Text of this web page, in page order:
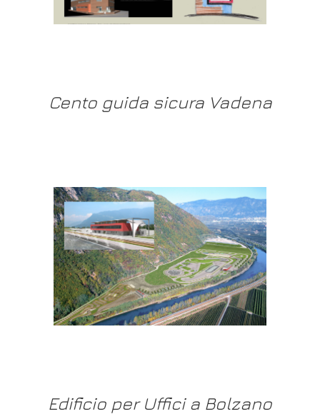
Cento guida sicura Vadena
Edificio per Uffici a Bolzano